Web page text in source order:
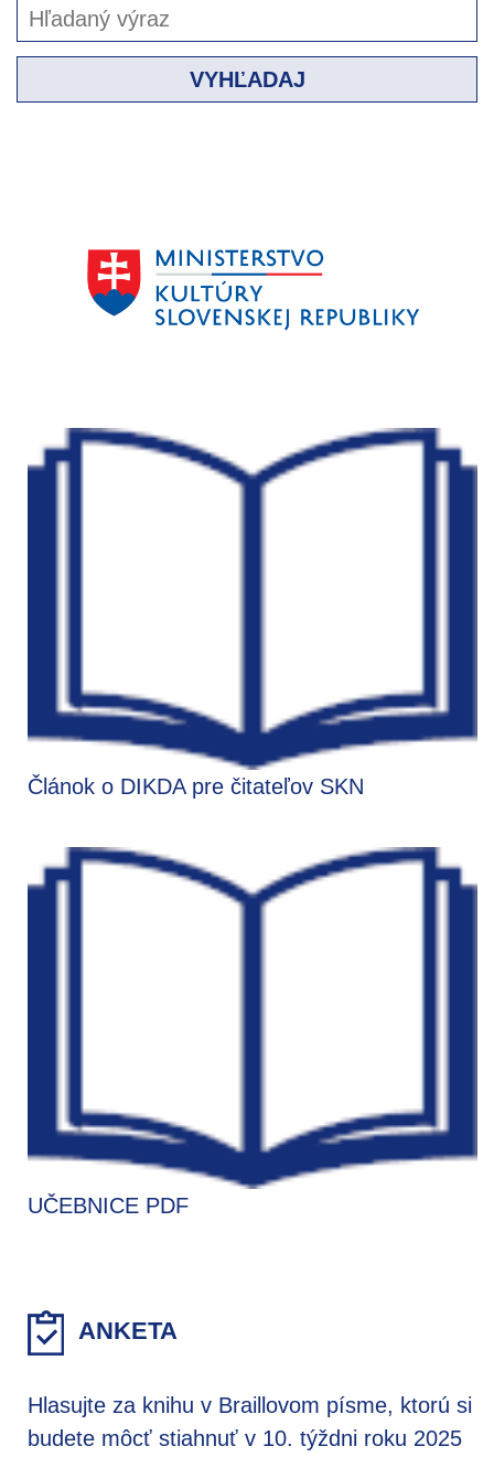
VYHĽADAJ
Článok o DIKDA pre čitateľov SKN
UČEBNICE PDF
ANKETA
Hlasujte za knihu v Braillovom písme, ktorú si
budete môcť stiahnuť v 10. týždni roku 2025